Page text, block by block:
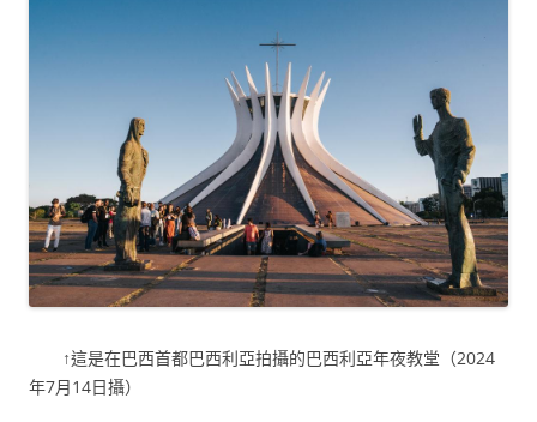
↑這是在巴西首都巴西利亞拍攝的巴西利亞年夜教堂（2024
年7月14日攝）